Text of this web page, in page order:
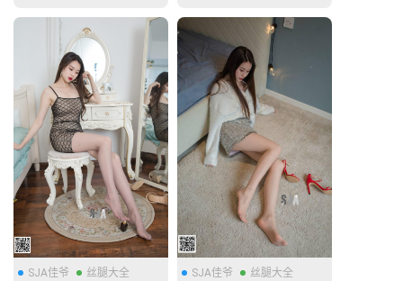
SJA佳爷 丝腿大全 SJA佳爷 丝腿大全